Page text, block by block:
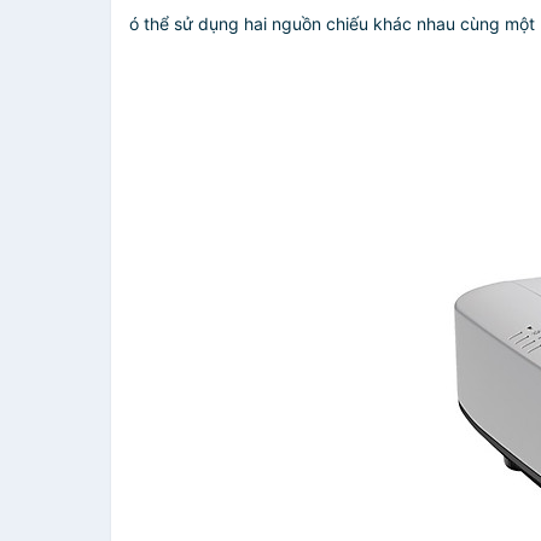
ó thể sử dụng hai nguồn chiếu khác nhau cùng một